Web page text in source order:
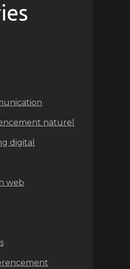
naturel
digital
web